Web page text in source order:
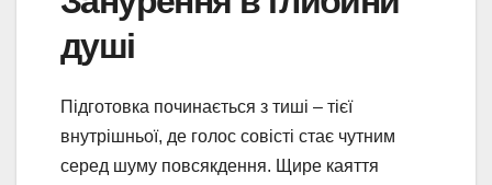
душі
Підготовка починається з тиші – тієї
внутрішньої, де голос совісті стає чутним
серед шуму повсякдення. Щире каяття